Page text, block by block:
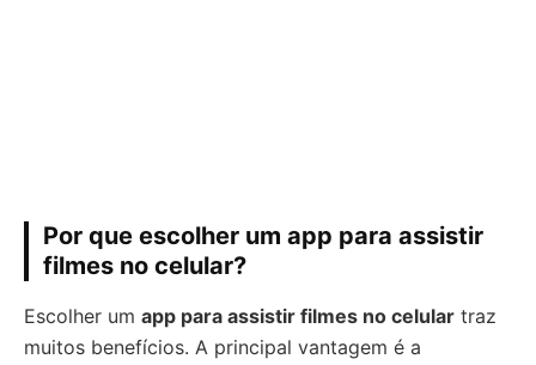
Por que escolher um app para assistir
filmes no celular?
Escolher um app para assistir filmes no celular traz
muitos benefícios. A principal vantagem é a